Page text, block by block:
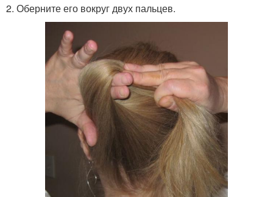
2. Оберните его вокруг двух пальцев.